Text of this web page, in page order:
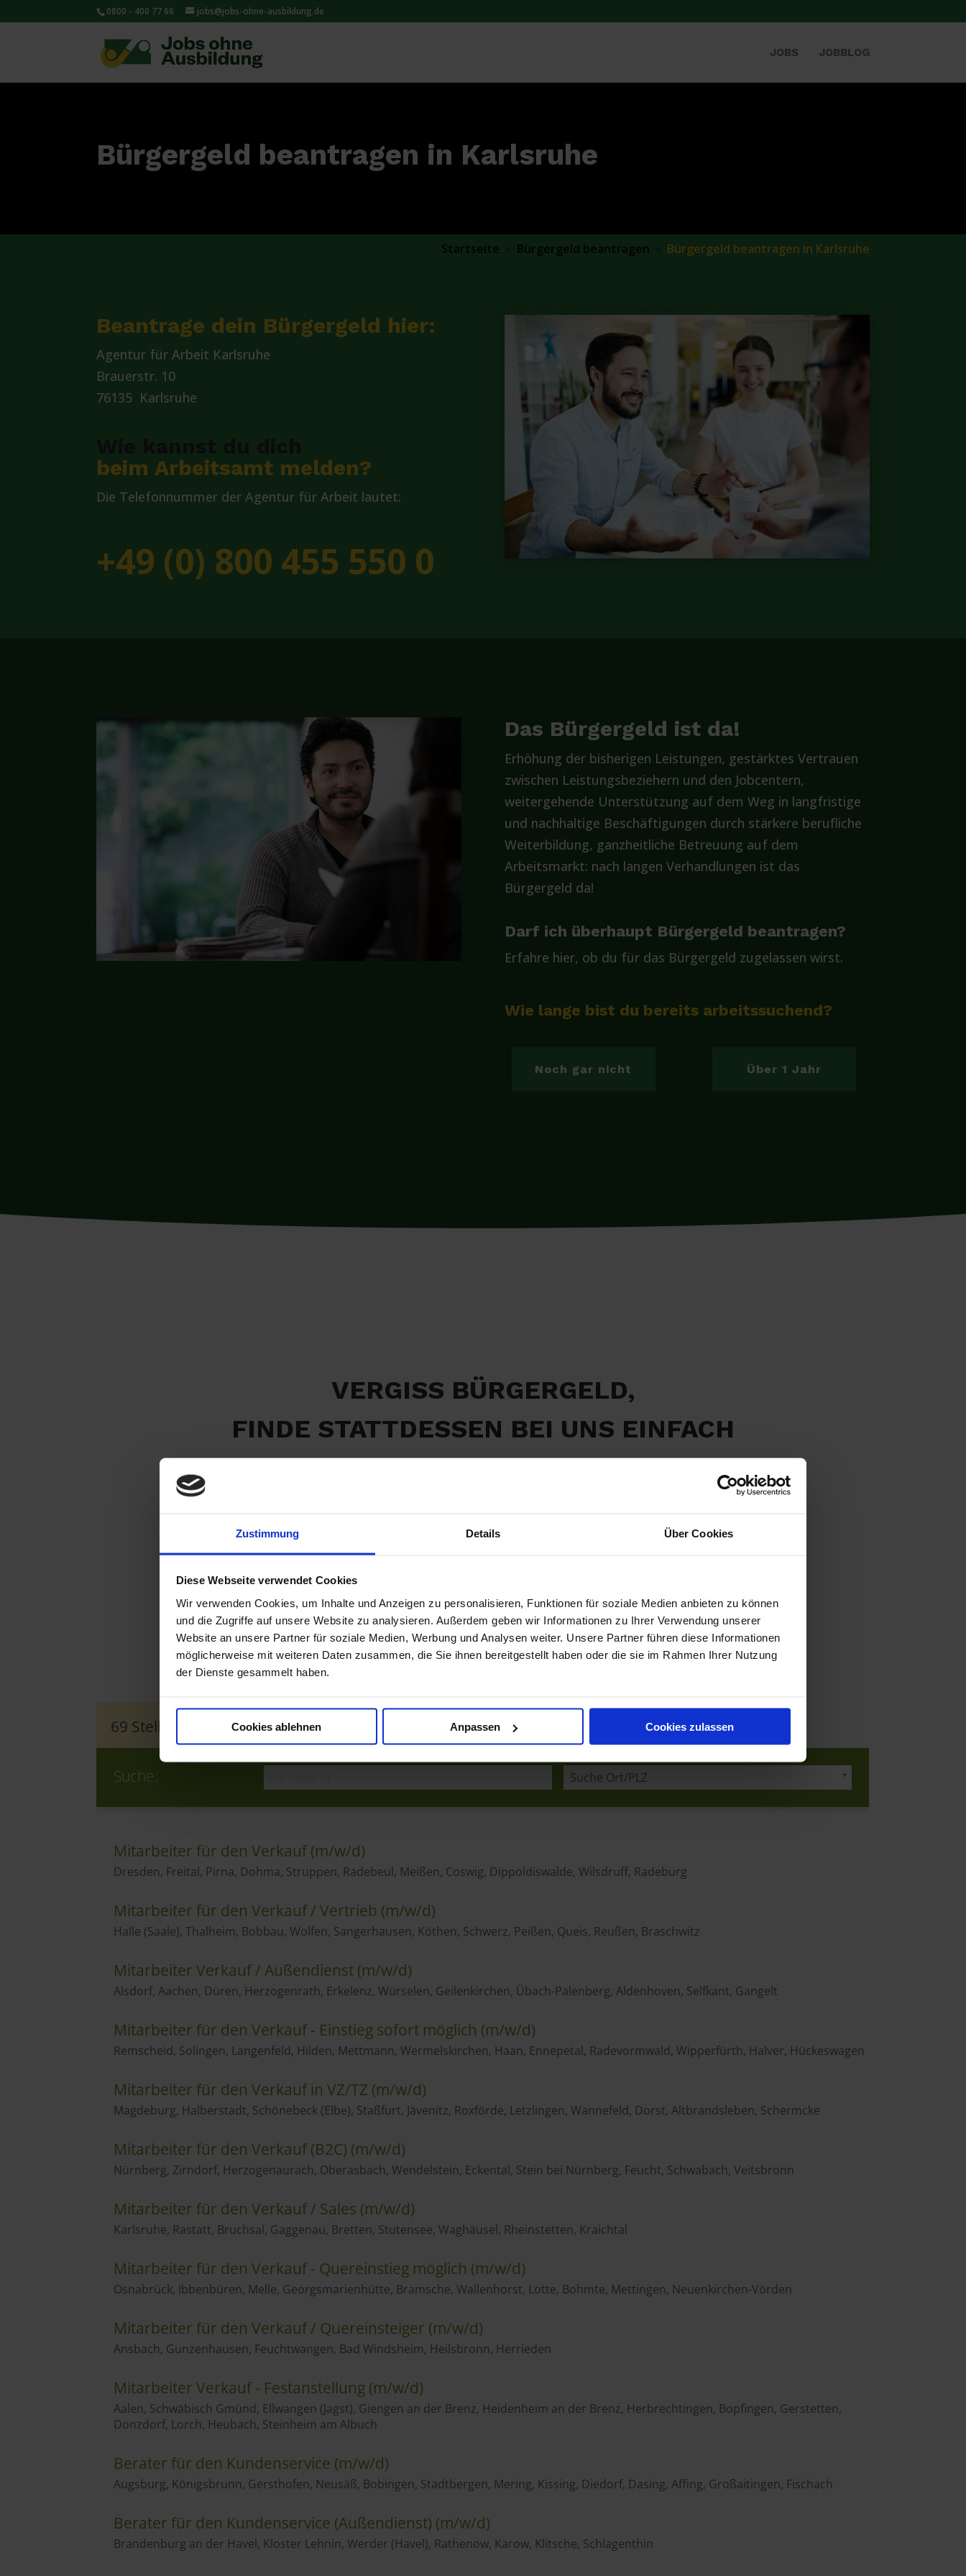
Zustimmung Details Über Cookies
Diese Webseite verwendet Cookies
Wir verwenden Cookies, um Inhalte und Anzeigen zu personalisieren, Funktionen für soziale Medien anbieten zu können
und die Zugriffe auf unsere Website zu analysieren. Außerdem geben wir Informationen zu Ihrer Verwendung unserer
Website an unsere Partner für soziale Medien, Werbung und Analysen weiter. Unsere Partner führen diese Informationen
möglicherweise mit weiteren Daten zusammen, die Sie ihnen bereitgestellt haben oder die sie im Rahmen Ihrer Nutzung
der Dienste gesammelt haben.
Cookies ablehnen Anpassen Cookies zulassen
0800 - 400 77 66 jobs@jobs-ohne-ausbildung.de
JOBS JOBBLOG
Bürgergeld beantragen in Karlsruhe
Startseite Bürgergeld beantragen Bürgergeld beantragen in Karlsruhe
Beantrage dein Bürgergeld hier:
Agentur für Arbeit Karlsruhe
Brauerstr. 10
76135 Karlsruhe
beim Arbeitsamt melden?
Die Telefonnummer der Agentur für Arbeit lautet:
+49 (0) 800 455 550 0
Das Bürgergeld ist da!
Erhöhung der bisherigen Leistungen, gestärktes Vertrauen
zwischen Leistungsbeziehern und den Jobcentern,
weitergehende Unterstützung auf dem Weg in langfristige
und nachhaltige Beschäftigungen durch stärkere berufliche
Weiterbildung, ganzheitliche Betreuung auf dem
Arbeitsmarkt: nach langen Verhandlungen ist das
Bürgergeld da!
Darf ich überhaupt Bürgergeld beantragen?
Erfahre hier, ob du für das Bürgergeld zugelassen wirst.
Wie lange bist du bereits arbeitssuchend?
Noch gar nicht Über 1 Jahr
VERGISS BÜRGERGELD,
FINDE STATTDESSEN BEI UNS EINFACH
EINEN NEUEN JOB!